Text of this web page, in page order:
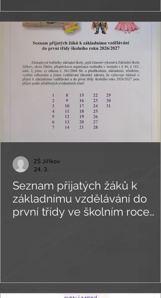
Seznam přijatých žáků k
základnímu vzdělávání do
první třídy ve školním roce
ZŠ Jiříkov
24. 3.